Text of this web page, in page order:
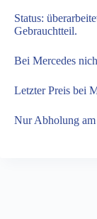
Status:
Gebrauchtteil.
Bei Mercedes
Letzter Preis bei
Nur Abholung am